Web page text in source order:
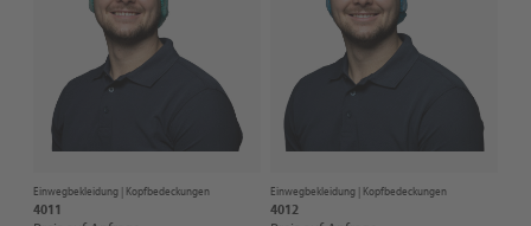
Einwegbekleidung | Kopfbedeckungen
4011
Einwegbekleidung | Kopfbedeckungen
4012